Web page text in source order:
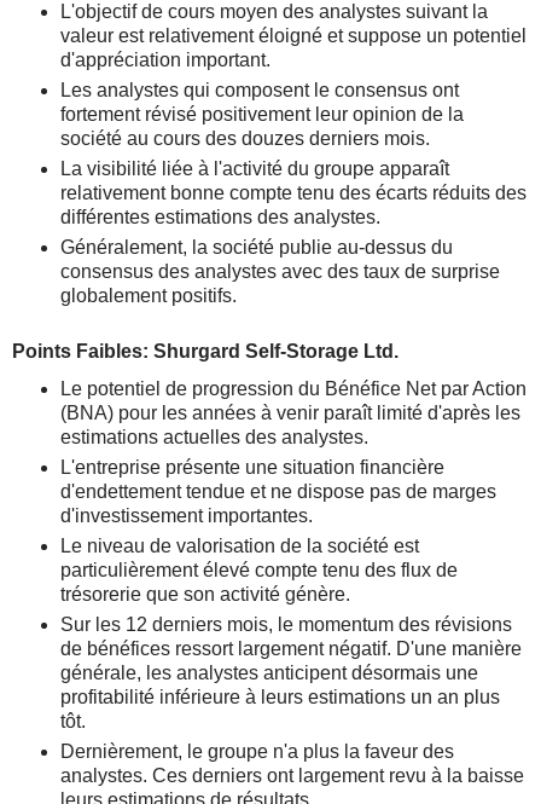
L'objectif de cours moyen des analystes suivant la
valeur est relativement éloigné et suppose un potentiel
d'appréciation important.
Les analystes qui composent le consensus ont
fortement révisé positivement leur opinion de la
société au cours des douzes derniers mois.
La visibilité liée à l'activité du groupe apparaît
relativement bonne compte tenu des écarts réduits des
différentes estimations des analystes.
Généralement, la société publie au-dessus du
consensus des analystes avec des taux de surprise
globalement positifs.
Points Faibles: Shurgard Self-Storage Ltd.
Le potentiel de progression du Bénéfice Net par Action
(BNA) pour les années à venir paraît limité d'après les
estimations actuelles des analystes.
L'entreprise présente une situation financière
d'endettement tendue et ne dispose pas de marges
d'investissement importantes.
Le niveau de valorisation de la société est
particulièrement élevé compte tenu des flux de
trésorerie que son activité génère.
Sur les 12 derniers mois, le momentum des révisions
de bénéfices ressort largement négatif. D'une manière
générale, les analystes anticipent désormais une
profitabilité inférieure à leurs estimations un an plus
tôt.
Dernièrement, le groupe n'a plus la faveur des
analystes. Ces derniers ont largement revu à la baisse
leurs estimations de résultats.